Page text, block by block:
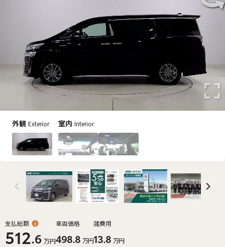
外観 Exterior 室内 Interior
支払総額
512.6 万円
車両価格
498.8 万円
諸費用
13.8 万円